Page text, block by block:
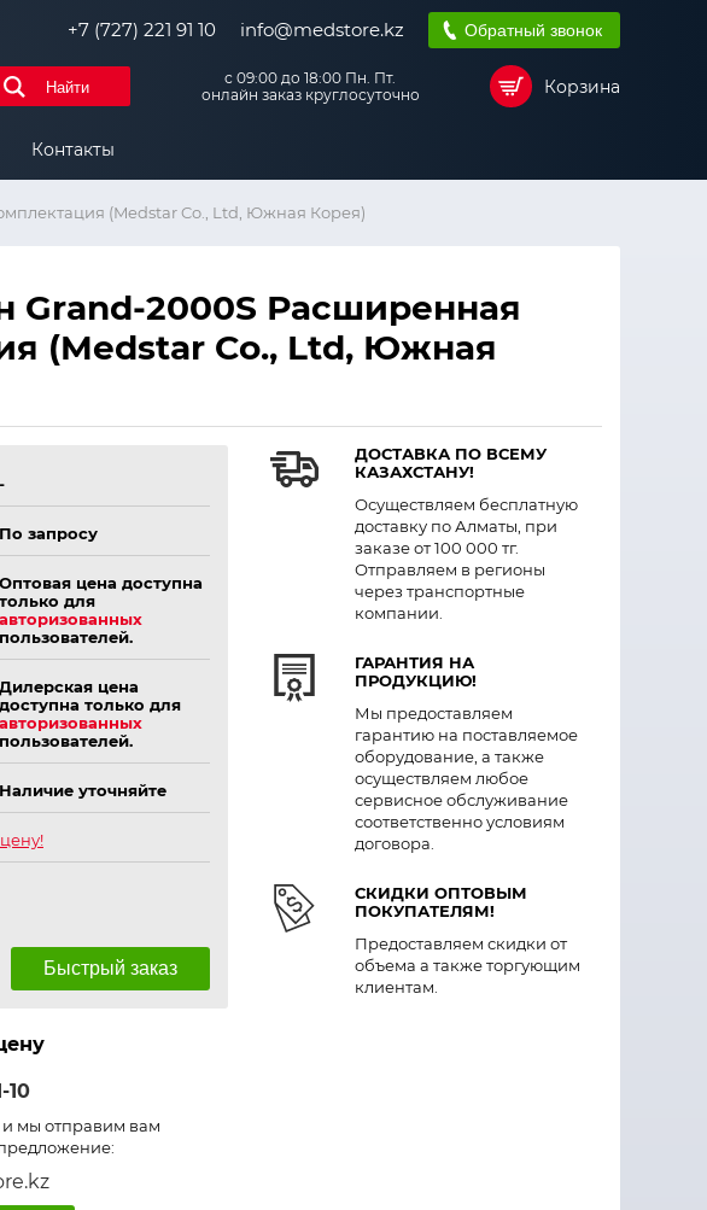
+7 (727) 221 91 10 info@medstore.kz Обратный звонок
Найти
с 09:00 до 18:00 Пн. Пт.
онлайн заказ круглосуточно
Корзина
Контакты
(Medstar Co., Ltd, Южная Корея)
Grand-2000S Расширенная
(Medstar Co., Ltd, Южная
-
По запросу
Оптовая цена доступна
только для
авторизованных
пользователей.
Дилерская цена
доступна только для
авторизованных
пользователей.
Наличие уточняйте
Быстрый заказ
10
мы отправим вам
ДОСТАВКА ПО ВСЕМУ
КАЗАХСТАНУ!
Осуществляем бесплатную
доставку по Алматы, при
заказе от 100 000 тг.
Отправляем в регионы
через транспортные
компании.
ГАРАНТИЯ НА
ПРОДУКЦИЮ!
Мы предоставляем
гарантию на поставляемое
оборудование, а также
осуществляем любое
сервисное обслуживание
соответственно условиям
договора.
СКИДКИ ОПТОВЫМ
ПОКУПАТЕЛЯМ!
Предоставляем скидки от
объема а также торгующим
клиентам.